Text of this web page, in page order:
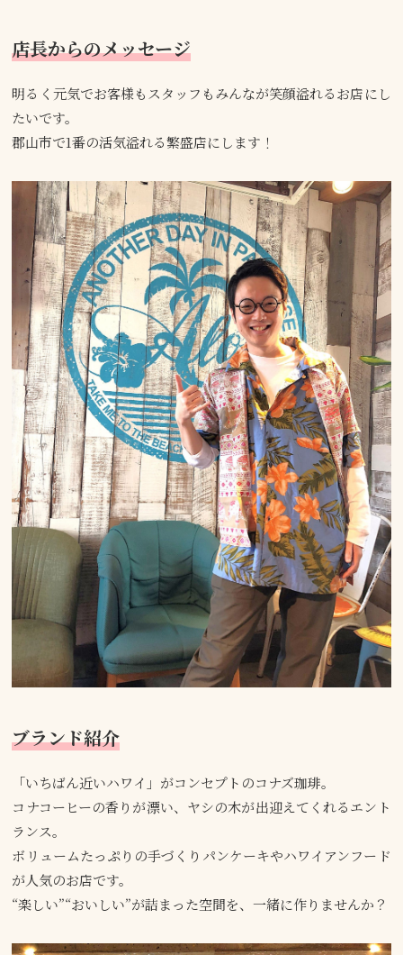
店長からのメッセージ
明るく元気でお客様もスタッフもみんなが笑顔溢れるお店にし
たいです。
郡山市で1番の活気溢れる繁盛店にします！
ブランド紹介
「いちばん近いハワイ」がコンセプトのコナズ珈琲。
コナコーヒーの香りが漂い、ヤシの木が出迎えてくれるエント
ランス。
ボリュームたっぷりの手づくりパンケーキやハワイアンフード
が人気のお店です。
“楽しい”“おいしい”が詰まった空間を、一緒に作りませんか？